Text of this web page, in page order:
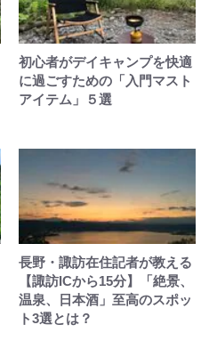
初心者がデイキャンプを快適
に過ごすための「入門マスト
アイテム」５選
長野・諏訪在住記者が教える
【諏訪ICから15分】「絶景、
温泉、日本酒」至高のスポッ
ト3選とは？